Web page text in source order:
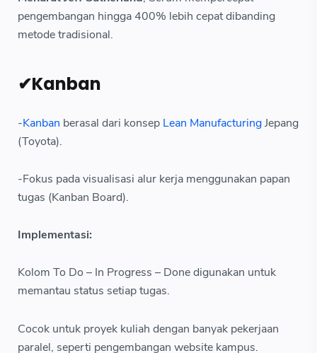
pengembangan hingga 400% lebih cepat dibanding
metode tradisional.
✔Kanban
-Kanban berasal dari konsep Lean ManufacturingJepang
(Toyota).
-Fokus pada visualisasi alur kerja menggunakan papan
tugas (Kanban Board).
Implementasi:
Kolom To Do – In Progress – Done digunakan untuk
memantau status setiap tugas.
Cocok untuk proyek kuliah dengan banyak pekerjaan
paralel, seperti pengembangan website kampus.